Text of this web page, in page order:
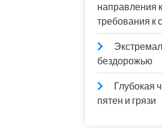
направления
требования к
бездорожью
Глубокая
пятен и грязи